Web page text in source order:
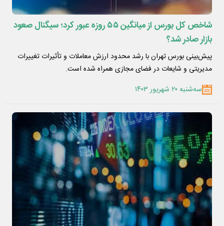
شاخص کل بورس از میانگین ۵۵ روزه عبور کرد؛ سیگنال صعود
بازار صادر شد؟
پیش‌بینی بورس تهران با رشد محدود ارزش معاملات و تأثیرات تغییرات
مدیریتی و شایعات در فضای مجازی همراه شده است.
سه‌شنبه ۲۰ شهریور ۱۴۰۳